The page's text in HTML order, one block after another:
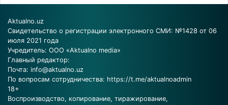
Aktualno.uz
Свидетельство о регистрации электронного СМИ: №1428 от 06
июля 2021 года
Учредитель: ООО «Aktualno media»
Главный редактор:
Почта: info@aktualno.uz
По вопросам сотрудничества: https://t.me/aktualnoadmin
18+
Воспроизводство, копирование, тиражирование,